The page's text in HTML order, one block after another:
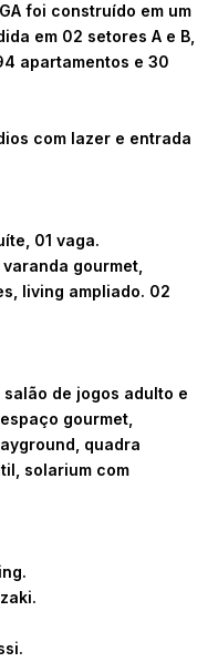
foi construído em um
em 02 setores A e B,
apartamentos e 30
com lazer e entrada
01 vaga.
gourmet,
living ampliado. 02
de jogos adulto e
gourmet,
quadra
solarium com